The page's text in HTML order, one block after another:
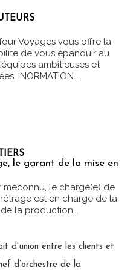
Voyages vous offre la
de vous épanouir au
ambitieuses et
INORMATION...
le garant de la mise en
méconnu, le chargé(e) de
est en charge de la
la production...
d'union entre les clients et
d’orchestre de la